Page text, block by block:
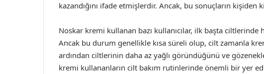
kazandığını ifade etmişlerdir. Ancak, bu sonuçların kişiden
Noskar kremi kullanan bazı kullanıcılar, ilk başta ciltlerinde
Ancak bu durum genellikle kısa süreli olup, cilt zamanla
ardından ciltlerinin daha az yağlı göründüğünü ve
kremi kullananların cilt bakım rutinlerinde önemli bir yer